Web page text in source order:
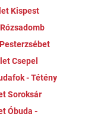
Kispest
Csepel
- Tétény
Soroksár
Óbuda -